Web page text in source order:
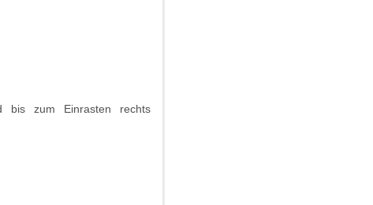
bis zum Einrasten rechts